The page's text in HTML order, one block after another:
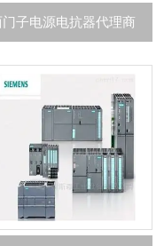
门子电源电抗器代理商